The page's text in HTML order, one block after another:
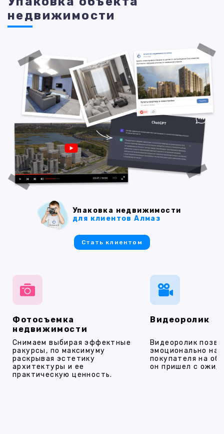
недвижимости
Фотосъемка
недвижимости
Снимаем выбирая эффектные
ракурсы, по максимуму
раскрывая эстетику
архитектуры и ее
практическую ценность.
Видеоролик
Видеоролик
эмоционально
покупателя на
он пришел с
Упаковка недвижимости
для клиентов Алмаз
Стать клиентом